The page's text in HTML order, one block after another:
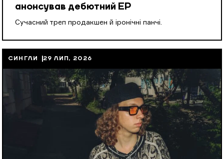
анонсував дебютний EP
Cучасний треп продакшен й іронічні панчі.
СИНГЛИ 29 ЛИП, 2026